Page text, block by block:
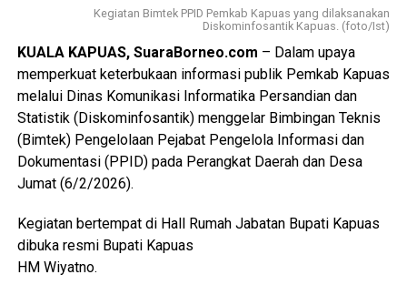
Kegiatan Bimtek PPID Pemkab Kapuas yang dilaksanakan
Diskominfosantik Kapuas. (foto/Ist)
KUALA KAPUAS, SuaraBorneo.com – Dalam upaya
memperkuat keterbukaan informasi publik Pemkab Kapuas
melalui Dinas Komunikasi Informatika Persandian dan
Statistik (Diskominfosantik) menggelar Bimbingan Teknis
(Bimtek) Pengelolaan Pejabat Pengelola Informasi dan
Dokumentasi (PPID) pada Perangkat Daerah dan Desa
Jumat (6/2/2026).
Kegiatan bertempat di Hall Rumah Jabatan Bupati Kapuas
dibuka resmi Bupati Kapuas
HM Wiyatno.